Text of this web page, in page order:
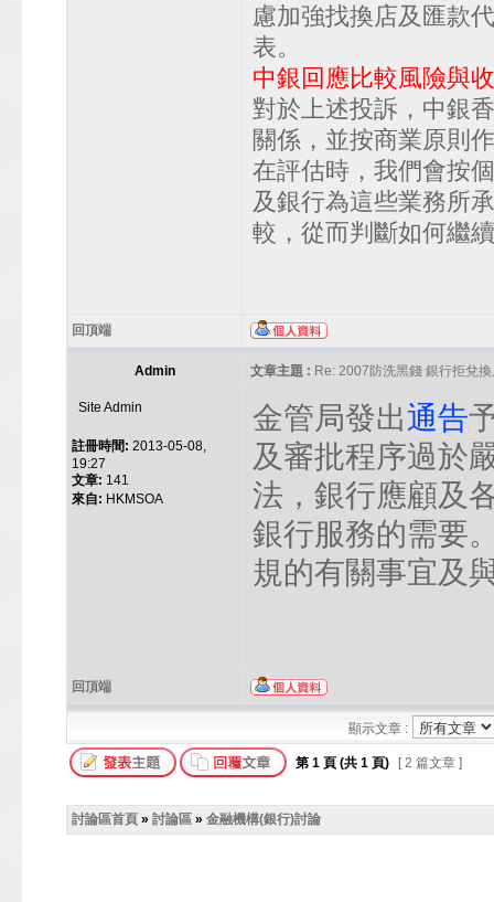
慮加強找換店及匯款
表。
中銀回應比較風險與
對於上述投訴，中銀
關係，並按商業原則
在評估時，我們會按
及銀行為這些業務所
較，從而判斷如何繼
回頂端
Admin 文章主題 : Re: 2007防洗黑錢 銀行拒兌
Site Admin
註冊時間: 2013-05-08,
19:27
文章: 141
來自: HKMSOA
金管局發出通告
及審批程序過於
法，銀行應顧及
銀行服務的需要
規的有關事宜及
回頂端
顯示文章 :
第 1 頁 (共 1 頁) [ 2 篇文章 ]
討論區首頁 » 討論區 » 金融機構(銀行)討論